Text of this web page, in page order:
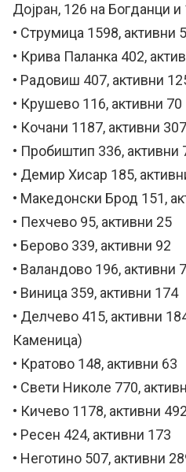
Дојран, 126 на Богданци
• Струмица 1598, активни
• Крива Паланка 402,
• Радовиш 407, активни
• Крушево 116, активни 70
• Кочани 1187, активни 307
• Пробиштип 336, активни
• Демир Хисар 185,
• Македонски Брод 151,
• Пехчево 95, активни 25
• Берово 339, активни 92
• Валандово 196, активни
• Виница 359, активни 174
• Делчево 415, активни
Каменица)
• Кратово 148, активни 63
• Свети Николе 770,
• Кичево 1178, активни 492
• Ресен 424, активни 173
• Неготино 507, активни